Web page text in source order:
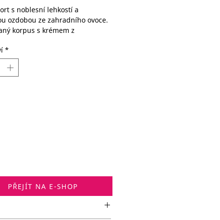
s noblesní lehkostí a
ozdobou ze zahradního ovoce.
korpus s krémem z
chutí.
*
PŘEJÍT NA E-SHOP